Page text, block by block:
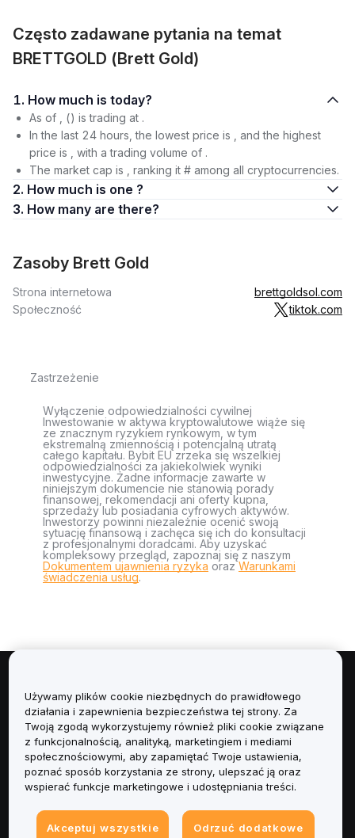
Często zadawane pytania na temat
BRETTGOLD (Brett Gold)
1. How much is today?
As of , () is trading at .
In the last 24 hours, the lowest price is , and the highest
price is , with a trading volume of .
The market cap is , ranking it # among all cryptocurrencies.
2. How much is one ?
3. How many are there?
Zasoby Brett Gold
Strona internetowa
brettgoldsol.com
Społeczność
tiktok.com
Zastrzeżenie
Wyłączenie odpowiedzialności cywilnej
Inwestowanie w aktywa kryptowalutowe wiąże się
ze znacznym ryzykiem rynkowym, w tym
ekstremalną zmiennością i potencjalną utratą
całego kapitału. Bybit EU zrzeka się wszelkiej
odpowiedzialności za jakiekolwiek wyniki
inwestycyjne. Żadne informacje zawarte w
niniejszym dokumencie nie stanowią porady
finansowej, rekomendacji ani oferty kupna,
sprzedaży lub posiadania cyfrowych aktywów.
Inwestorzy powinni niezależnie ocenić swoją
sytuację finansową i zachęca się ich do konsultacji
z profesjonalnymi doradcami. Aby uzyskać
kompleksowy przegląd, zapoznaj się z naszym
Dokumentem ujawnienia ryzyka orazWarunkami
świadczenia usług.
Informacje
Usługi
Obsługa Klienta
Używamy plików cookie niezbędnych do prawidłowego
działania i zapewnienia bezpieczeństwa tej strony. Za
Twoją zgodą wykorzystujemy również pliki cookie związane
z funkcjonalnością, analityką, marketingiem i mediami
społecznościowymi, aby zapamiętać Twoje ustawienia,
poznać sposób korzystania ze strony, ulepszać ją oraz
wspierać funkcje marketingowe i udostępniania treści.
Akceptuj wszystkie
Odrzuć dodatkowe